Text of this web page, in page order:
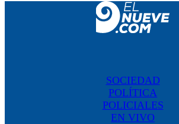
SOCIEDAD
POLÍTICA
POLICIALES
EN VIVO